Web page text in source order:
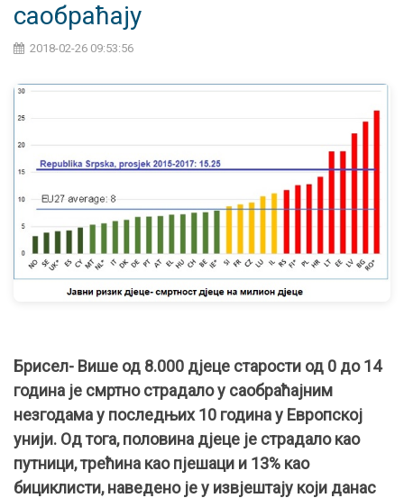
саобраћају
2018-02-26 09:53:56
Брисел- Више од 8.000 дјеце старости од 0 до 14
година је смртно страдало у саобраћајним
незгодама у последњих 10 година у Европској
унији. Од тога, половина дјеце је страдало као
путници, трећина као пјешаци и 13% као
бициклисти, наведено је у извјештају који данас